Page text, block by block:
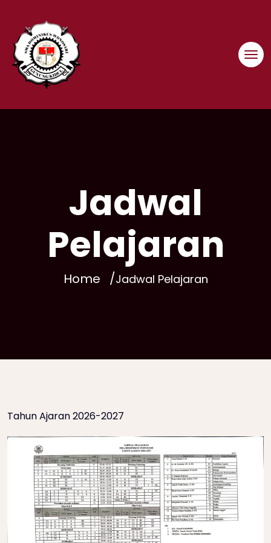
content
Jadwal
Pelajaran
Home Jadwal Pelajaran
Tahun Ajaran 2026-2027